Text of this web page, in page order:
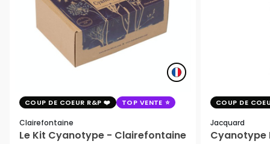
COUP DE COEUR R&P TOP VENTE
Clairefontaine
Le Kit Cyanotype - Clairefontaine
COUP DE
Jacquard
Cyanotype